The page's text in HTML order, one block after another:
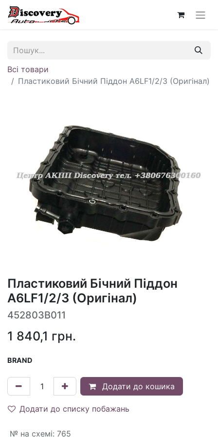
Всі товари
Пластиковий Бічний Піддон A6LF1/2/3 (Оригінал)
Пластиковий Бічний Піддон
A6LF1/2/3 (Оригінал)
452803B011
1 840,1 грн.
BRAND
Додати до кошика
Додати до списку побажань
№ на схемі: 765